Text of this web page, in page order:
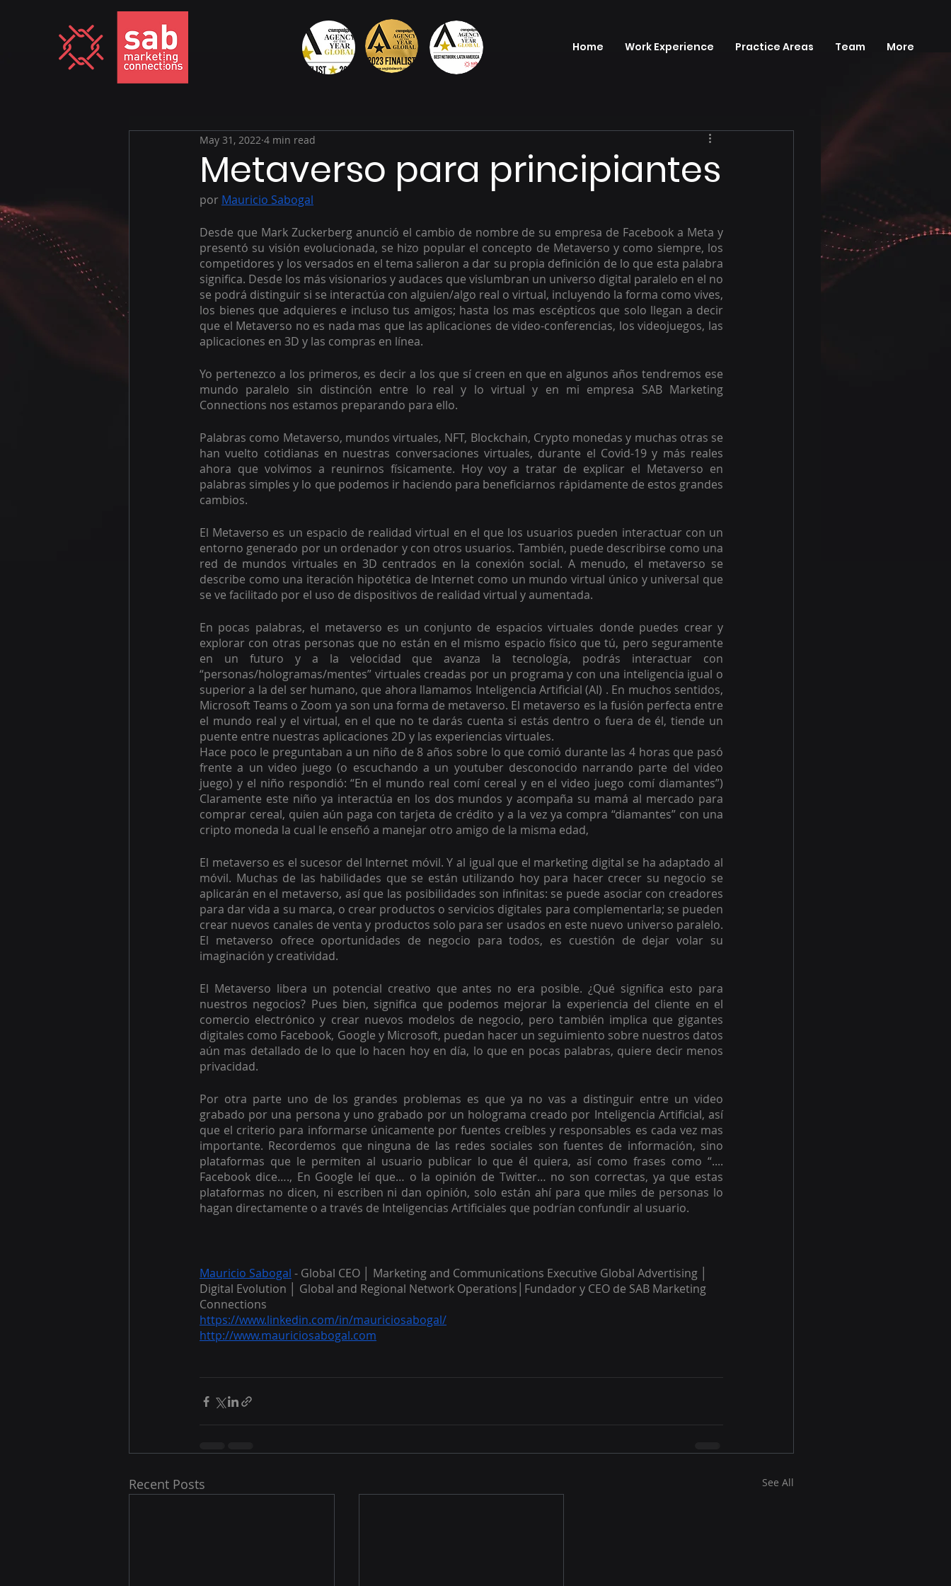
Home Work Experience Practice Areas Team More
Metaverso para principiantes
May 31, 2022 4 min read
por Mauricio Sabogal
Desde que Mark Zuckerberg anunció el cambio de nombre de su empresa de Facebook a Meta y
presentó su visión evolucionada, se hizo popular el concepto de Metaverso y como siempre, los
competidores y los versados en el tema salieron a dar su propia definición de lo que esta palabra
significa. Desde los más visionarios y audaces que vislumbran un universo digital paralelo en el no
se podrá distinguir si se interactúa con alguien/algo real o virtual, incluyendo la forma como vives,
los bienes que adquieres e incluso tus amigos; hasta los mas escépticos que solo llegan a decir
que el Metaverso no es nada mas que las aplicaciones de video-conferencias, los videojuegos, las
aplicaciones en 3D y las compras en línea.
Yo pertenezco a los primeros, es decir a los que sí creen en que en algunos años tendremos ese
mundo paralelo sin distinción entre lo real y lo virtual y en mi empresa SAB Marketing
Connections nos estamos preparando para ello.
Palabras como Metaverso, mundos virtuales, NFT, Blockchain, Crypto monedas y muchas otras se
han vuelto cotidianas en nuestras conversaciones virtuales, durante el Covid-19 y más reales
ahora que volvimos a reunirnos físicamente. Hoy voy a tratar de explicar el Metaverso en
palabras simples y lo que podemos ir haciendo para beneficiarnos rápidamente de estos grandes
cambios.
El Metaverso es un espacio de realidad virtual en el que los usuarios pueden interactuar con un
entorno generado por un ordenador y con otros usuarios. También, puede describirse como una
red de mundos virtuales en 3D centrados en la conexión social. A menudo, el metaverso se
describe como una iteración hipotética de Internet como un mundo virtual único y universal que
se ve facilitado por el uso de dispositivos de realidad virtual y aumentada.
En pocas palabras, el metaverso es un conjunto de espacios virtuales donde puedes crear y
explorar con otras personas que no están en el mismo espacio físico que tú, pero seguramente
en un futuro y a la velocidad que avanza la tecnología, podrás interactuar con
“personas/hologramas/mentes” virtuales creadas por un programa y con una inteligencia igual o
superior a la del ser humano, que ahora llamamos Inteligencia Artificial (AI) . En muchos sentidos,
Microsoft Teams o Zoom ya son una forma de metaverso. El metaverso es la fusión perfecta entre
el mundo real y el virtual, en el que no te darás cuenta si estás dentro o fuera de él, tiende un
puente entre nuestras aplicaciones 2D y las experiencias virtuales.
Hace poco le preguntaban a un niño de 8 años sobre lo que comió durante las 4 horas que pasó
frente a un video juego (o escuchando a un youtuber desconocido narrando parte del video
juego) y el niño respondió: “En el mundo real comí cereal y en el video juego comí diamantes”)
Claramente este niño ya interactúa en los dos mundos y acompaña su mamá al mercado para
comprar cereal, quien aún paga con tarjeta de crédito y a la vez ya compra “diamantes” con una
cripto moneda la cual le enseñó a manejar otro amigo de la misma edad,
El metaverso es el sucesor del Internet móvil. Y al igual que el marketing digital se ha adaptado al
móvil. Muchas de las habilidades que se están utilizando hoy para hacer crecer su negocio se
aplicarán en el metaverso, así que las posibilidades son infinitas: se puede asociar con creadores
para dar vida a su marca, o crear productos o servicios digitales para complementarla; se pueden
crear nuevos canales de venta y productos solo para ser usados en este nuevo universo paralelo.
El metaverso ofrece oportunidades de negocio para todos, es cuestión de dejar volar su
imaginación y creatividad.
El Metaverso libera un potencial creativo que antes no era posible. ¿Qué significa esto para
nuestros negocios? Pues bien, significa que podemos mejorar la experiencia del cliente en el
comercio electrónico y crear nuevos modelos de negocio, pero también implica que gigantes
digitales como Facebook, Google y Microsoft, puedan hacer un seguimiento sobre nuestros datos
aún mas detallado de lo que lo hacen hoy en día, lo que en pocas palabras, quiere decir menos
privacidad.
Por otra parte uno de los grandes problemas es que ya no vas a distinguir entre un video
grabado por una persona y uno grabado por un holograma creado por Inteligencia Artificial, así
que el criterio para informarse únicamente por fuentes creíbles y responsables es cada vez mas
importante. Recordemos que ninguna de las redes sociales son fuentes de información, sino
plataformas que le permiten al usuario publicar lo que él quiera, así como frases como “....
Facebook dice…., En Google leí que… o la opinión de Twitter… no son correctas, ya que estas
plataformas no dicen, ni escriben ni dan opinión, solo están ahí para que miles de personas lo
hagan directamente o a través de Inteligencias Artificiales que podrían confundir al usuario.
Mauricio Sabogal - Global CEO │ Marketing and Communications Executive Global Advertising │
Digital Evolution │ Global and Regional Network Operations│Fundador y CEO de SAB Marketing
Connections
https://www.linkedin.com/in/mauriciosabogal/
http://www.mauriciosabogal.com
Recent Posts See All